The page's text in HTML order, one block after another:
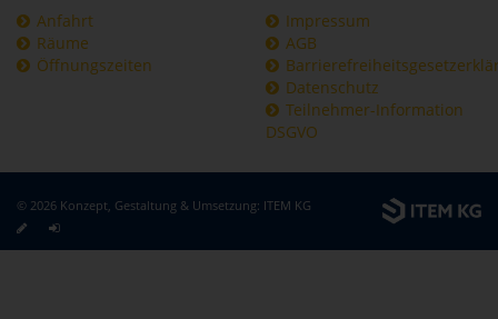
Anfahrt
Räume
Öffnungszeiten
Impressum
AGB
Datenschutz
Teilnehmer-Information
DSGVO
© 2026 Konzept, Gestaltung & Umsetzung: ITEM KG